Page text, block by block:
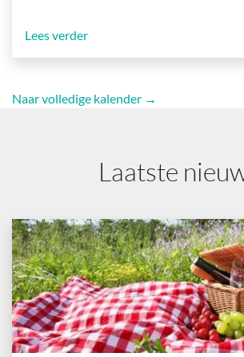
Lees verder
Naar volledige kalender →
Laatste